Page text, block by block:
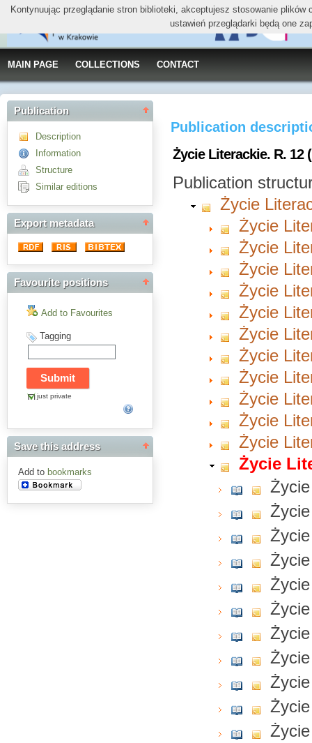
MAIN PAGE COLLECTIONS CONTACT
Publication
Description
Information
Structure
Similar editions
Export metadata
Favourite positions
Add to Favourites
Tagging
just private
Save this address
Add to bookmarks
Publication
Życie Literackie. R. 12
Publication
Życie
Życie
Życie
Życie
Życie
Życie
Życie
Życie
Życie
Życie
Życie
Życie
Życie
Kontynuując przeglądanie stron biblioteki, akceptujesz stosowanie
ustawień przeglądarki będą one